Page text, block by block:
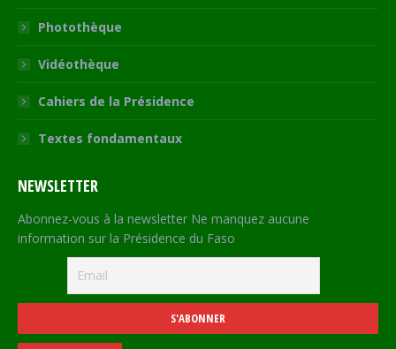
Photothèque
Vidéothèque
Cahiers de la Présidence
Textes fondamentaux
NEWSLETTER
Abonnez-vous à la newsletter Ne manquez aucune
information sur la Présidence du Faso